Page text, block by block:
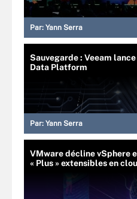
Par: Yann Serra
Sauvegarde : Veeam
Data Platform
Par: Yann Serra
VMware décline vSphere
« Plus » extensibles en